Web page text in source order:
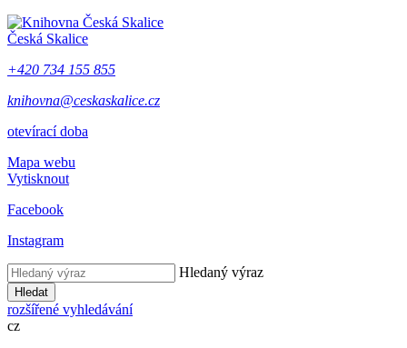
Česká Skalice
+420 734 155 855
knihovna@ceskaskalice.cz
otevírací doba
Mapa webu
Vytisknout
Facebook
Instagram
Hledaný výraz
Hledat
rozšířené vyhledávání
cz